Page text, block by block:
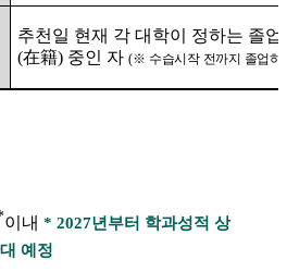
추천일 현재 각 대학이 정하는 졸
(在籍) 중인 자 (※ 수습시작 전까지 졸업
이내 * 2027년부터 학과성적 상
예정